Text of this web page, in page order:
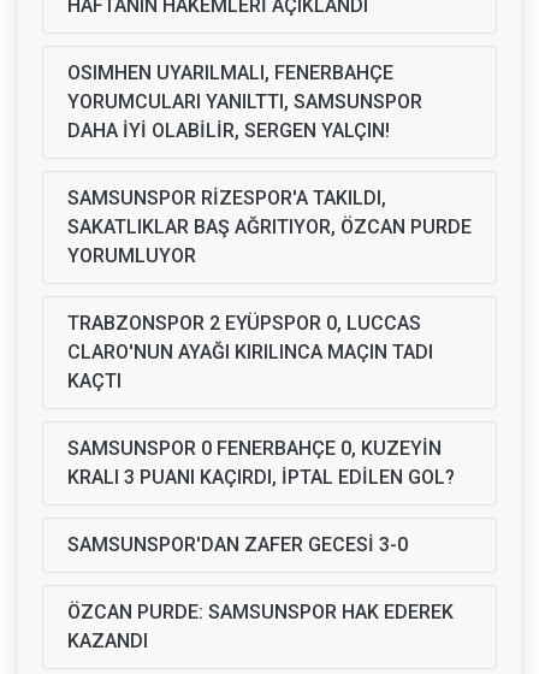
HAFTANIN HAKEMLERİ AÇIKLANDI
OSIMHEN UYARILMALI, FENERBAHÇE
YORUMCULARI YANILTTI, SAMSUNSPOR
DAHA İYİ OLABİLİR, SERGEN YALÇIN!
SAMSUNSPOR RİZESPOR'A TAKILDI,
SAKATLIKLAR BAŞ AĞRITIYOR, ÖZCAN PURDE
YORUMLUYOR
TRABZONSPOR 2 EYÜPSPOR 0, LUCCAS
CLARO'NUN AYAĞI KIRILINCA MAÇIN TADI
KAÇTI
SAMSUNSPOR 0 FENERBAHÇE 0, KUZEYİN
KRALI 3 PUANI KAÇIRDI, İPTAL EDİLEN GOL?
SAMSUNSPOR'DAN ZAFER GECESİ 3-0
ÖZCAN PURDE: SAMSUNSPOR HAK EDEREK
KAZANDI